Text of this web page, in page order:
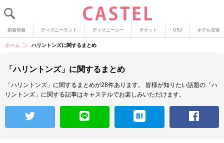
新着情報 ディズニーランド ディズニーシー チケット USJ ホテル空室
ホーム ハリントンズに関するまとめ
「ハリントンズ」に関するまとめ
「ハリントンズ」に関するまとめが28件あります。
皆様が知りたい話題の「ハ
リントンズ」に関する記事はキャステルでお楽しみいただけます。